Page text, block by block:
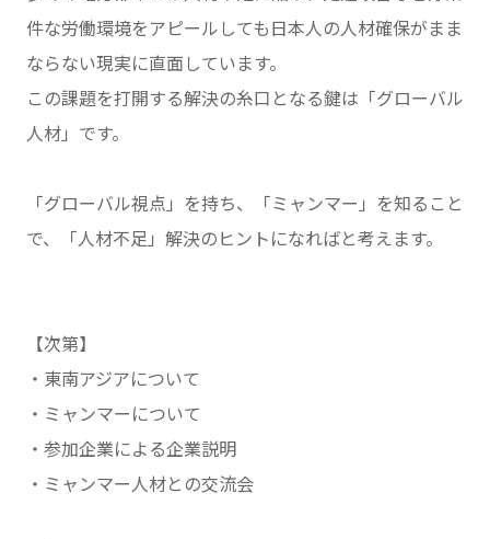
件な労働環境をアピールしても日本人の人材確保がまま
ならない現実に直面しています。
この課題を打開する解決の糸口となる鍵は「グローバル
人材」です。
「グローバル視点」を持ち、「ミャンマー」を知ること
で、「人材不足」解決のヒントになればと考えます。
【次第】
・東南アジアについて
・ミャンマーについて
・参加企業による企業説明
・ミャンマー人材との交流会